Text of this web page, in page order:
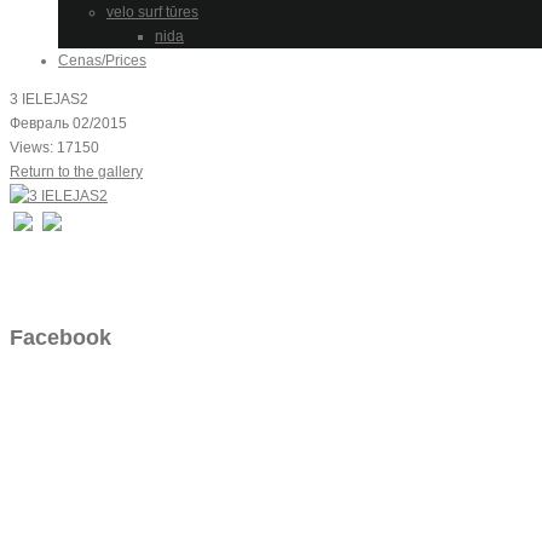
velo surf tūres
nida
Cenas/Prices
3 IELEJAS2
Февраль 02/2015
Views: 17150
Return to the gallery
Facebook